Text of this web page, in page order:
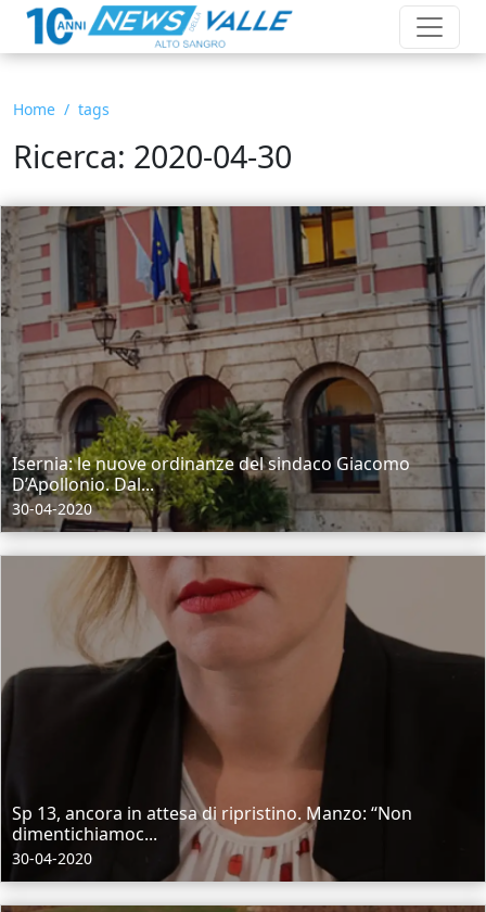
Home tags
Ricerca: 2020-04-30
Isernia: le nuove ordinanze del sindaco Giacomo
D’Apollonio. Dal...
30-04-2020
Sp 13, ancora in attesa di ripristino. Manzo: “Non
dimentichiamoc...
30-04-2020